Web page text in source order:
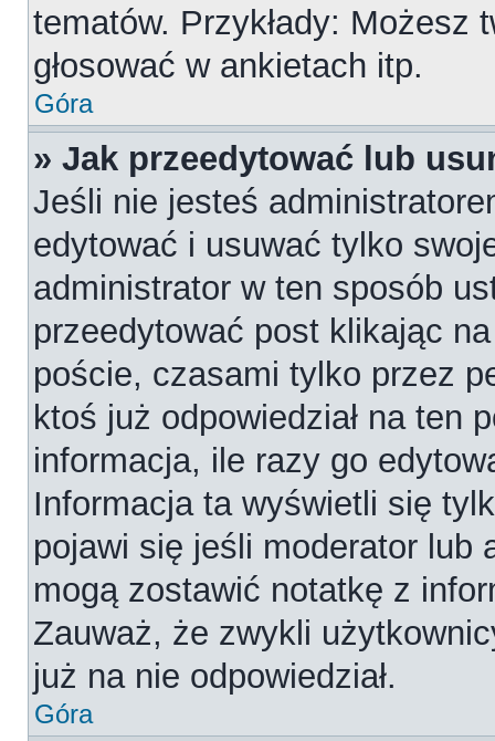
tematów. Przykłady: Możesz
głosować w ankietach itp.
Góra
» Jak przeedytować lub
Jeśli nie jesteś
edytować i usuwać tylko
administrator w ten sposób
przeedytować post klikając
poście, czasami tylko przez
ktoś już odpowiedział na ten
informacja, ile razy go
Informacja ta wyświetli się
pojawi się jeśli moderator lub
mogą zostawić notatkę z
Zauważ, że zwykli
już na nie odpowiedział.
Góra